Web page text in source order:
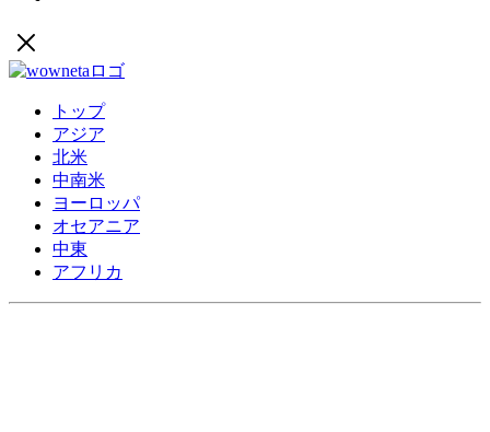
トップ
アジア
北米
中南米
ヨーロッパ
オセアニア
中東
アフリカ